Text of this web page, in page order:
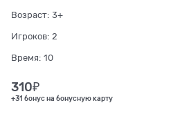
Возраст: 3+
Игроков: 2
Время: 10
310₽
+31 бонус на бонусную карту